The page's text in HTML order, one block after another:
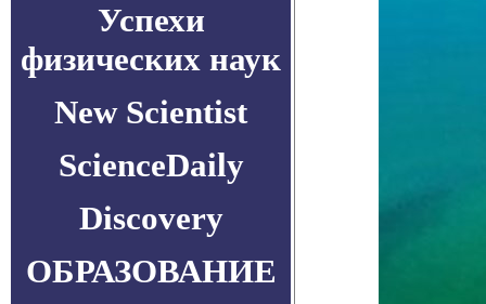
Успехи
физических наук
New Scientist
ScienceDaily
Discovery
ОБРАЗОВАНИЕ